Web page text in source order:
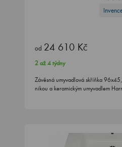
od 24 610 Kč
2 až 4 týdny
Závěsná umyvadlová skříňka
nikou a keramickým umyvadlem